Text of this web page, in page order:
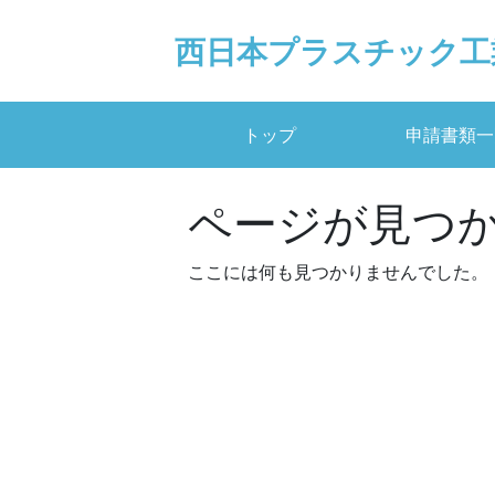
西日本プラスチック
トップ 申請書類
ページが見つ
ここには何も見つかりませんでした。